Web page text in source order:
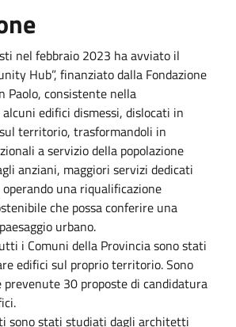
nel febbraio 2023 ha avviato il
Hub”, finanziato dalla Fondazione
Paolo, consistente nella
edifici dismessi, dislocati in
territorio, trasformandoli in
a servizio della popolazione
anziani, maggiori servizi dedicati
operando una riqualificazione
che possa conferire una
urbano.
i Comuni della Provincia sono stati
edifici sul proprio territorio. Sono
prevenute 30 proposte di candidatura
sono stati studiati dagli architetti